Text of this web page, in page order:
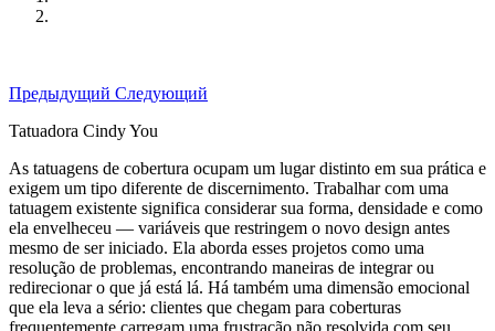
Предыдущий Следующий
Tatuadora Cindy You
As tatuagens de cobertura ocupam um lugar distinto em sua prática e
exigem um tipo diferente de discernimento. Trabalhar com uma
tatuagem existente significa considerar sua forma, densidade e como
ela envelheceu — variáveis que restringem o novo design antes
mesmo de ser iniciado. Ela aborda esses projetos como uma
resolução de problemas, encontrando maneiras de integrar ou
redirecionar o que já está lá. Há também uma dimensão emocional
que ela leva a sério: clientes que chegam para coberturas